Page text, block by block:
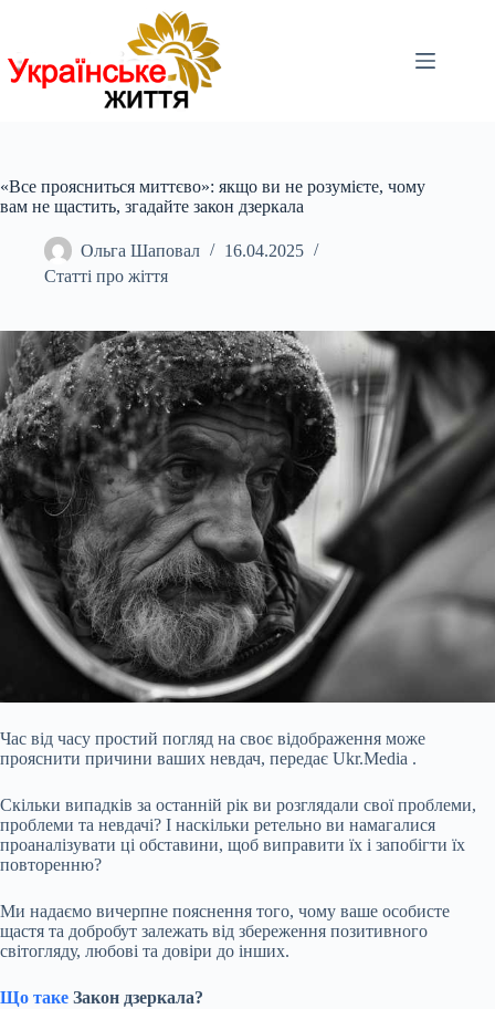
«Все проясниться миттєво»: якщо ви не розумієте, чому
вам не щастить, згадайте закон дзеркала
Ольга Шаповал
16.04.2025
Статті про жіття
Час від часу простий погляд на своє відображення може
прояснити причини ваших невдач, передає Ukr.Media .
Скільки випадків за останній рік ви розглядали свої проблеми,
проблеми та невдачі? І наскільки ретельно ви намагалися
проаналізувати ці обставини, щоб виправити їх і запобігти їх
повторенню?
Ми надаємо вичерпне пояснення того, чому ваше особисте
щастя та добробут залежать від збереження позитивного
світогляду, любові та довіри до інших.
Що таке Закон дзеркала?